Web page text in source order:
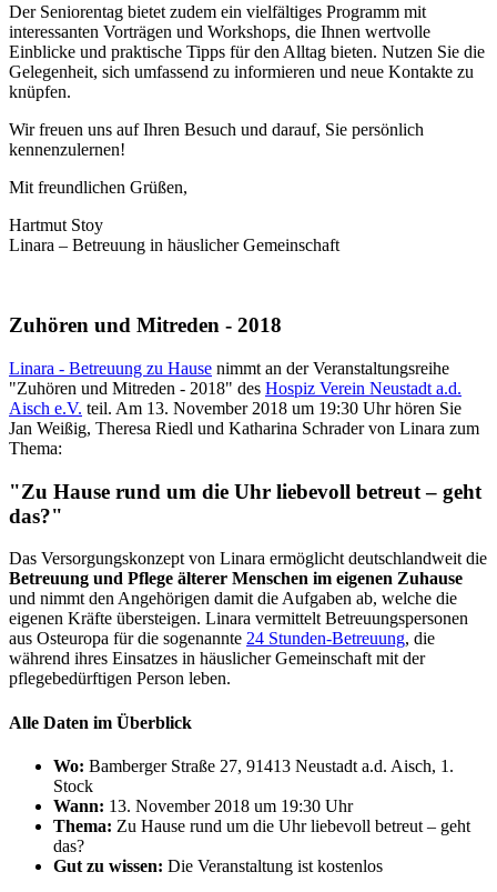
Der Seniorentag bietet zudem ein vielfältiges Programm mit
interessanten Vorträgen und Workshops, die Ihnen wertvolle
Einblicke und praktische Tipps für den Alltag bieten. Nutzen Sie die
Gelegenheit, sich umfassend zu informieren und neue Kontakte zu
knüpfen.
Wir freuen uns auf Ihren Besuch und darauf, Sie persönlich
kennenzulernen!
Mit freundlichen Grüßen,
Hartmut Stoy
Linara – Betreuung in häuslicher Gemeinschaft
Zuhören und Mitreden - 2018
Linara - Betreuung zu Hause nimmt an der Veranstaltungsreihe
"Zuhören und Mitreden - 2018" des Hospiz Verein Neustadt a.d.
Aisch e.V. teil. Am 13. November 2018 um 19:30 Uhr hören Sie
Jan Weißig, Theresa Riedl und Katharina Schrader von Linara zum
Thema:
"Zu Hause rund um die Uhr liebevoll betreut – geht
das?"
Das Versorgungskonzept von Linara ermöglicht deutschlandweit die
Betreuung und Pflege älterer Menschen im eigenen Zuhause
und nimmt den Angehörigen damit die Aufgaben ab, welche die
eigenen Kräfte übersteigen. Linara vermittelt Betreuungspersonen
aus Osteuropa für die sogenannte 24 Stunden-Betreuung, die
während ihres Einsatzes in häuslicher Gemeinschaft mit der
pflegebedürftigen Person leben.
Alle Daten im Überblick
Wo: Bamberger Straße 27, 91413 Neustadt a.d. Aisch, 1.
Stock
Wann: 13. November 2018 um 19:30 Uhr
Thema: Zu Hause rund um die Uhr liebevoll betreut – geht
das?
Gut zu wissen: Die Veranstaltung ist kostenlos